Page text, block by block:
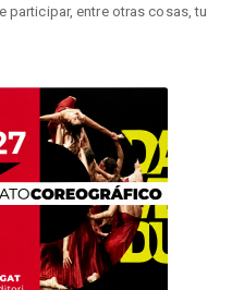
participar, entre otras cosas, tu
través de una competición
grande. Ha llegado el